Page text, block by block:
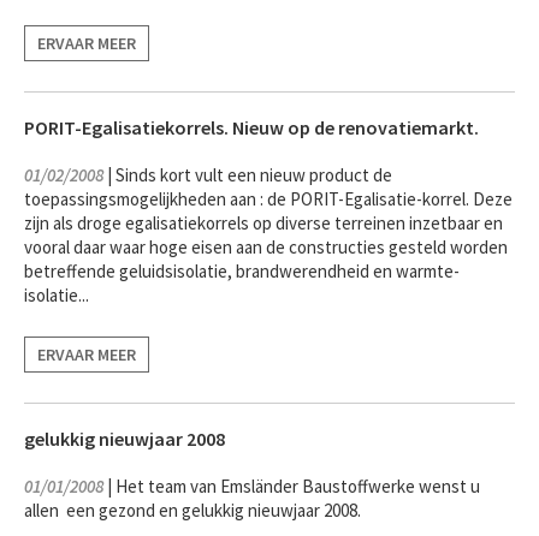
ERVAAR MEER
PORIT-Egalisatiekorrels. Nieuw op de renovatiemarkt.
01/02/2008| Sinds kort vult een nieuw product de
toepassingsmogelijkheden aan : de PORIT-Egalisatie-korrel. Deze
zijn als droge egalisatiekorrels op diverse terreinen inzetbaar en
vooral daar waar hoge eisen aan de constructies gesteld worden
betreffende geluidsisolatie, brandwerendheid en warmte-
isolatie...
ERVAAR MEER
gelukkig nieuwjaar 2008
01/01/2008| Het team van Emsländer Baustoffwerke wenst u
allen een gezond en gelukkig nieuwjaar 2008.